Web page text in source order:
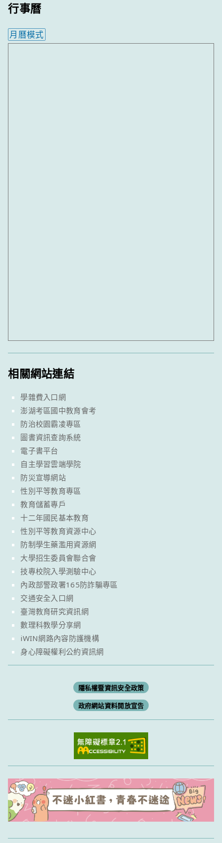
行事曆
月曆模式
相關網站連結
學雜費入口網
澎湖考區國中教育會考
防治校園霸凌專區
圖書資訊查詢系統
電子書平台
自主學習雲端學院
防災宣導網站
性別平等教育專區
教育儲蓄專戶
十二年國民基本教育
性別平等教育資源中心
防制學生藥濫用資源網
大學招生委員會聯合會
技專校院入學測驗中心
內政部警政署165防詐騙專區
交通安全入口網
臺灣教育研究資訊網
數理科教學分享網
iWIN網路內容防護機構
身心障礙權利公約資訊網
隱私權暨資訊安全政策
政府網站資料開放宣告